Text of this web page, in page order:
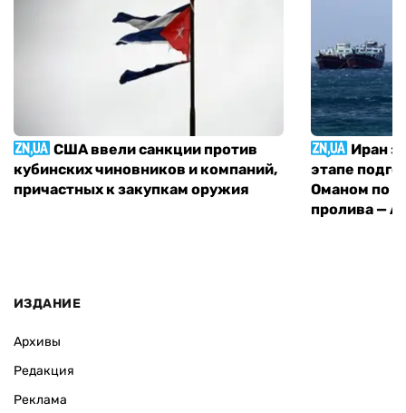
США ввели санкции против
кубинских чиновников и компаний,
причастных к закупкам оружия
Иран
этапе
Оманом по
пролива —
ИЗДАНИЕ
Архивы
Редакция
Реклама